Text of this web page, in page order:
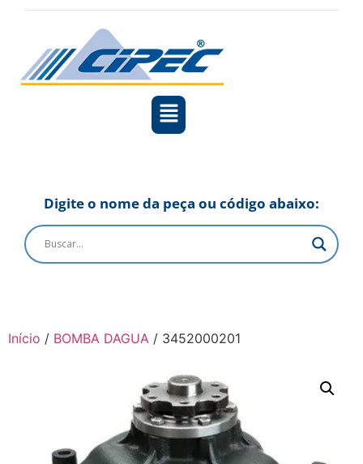
Digite o nome da peça ou código abaixo:
Início / BOMBA DAGUA / 3452000201